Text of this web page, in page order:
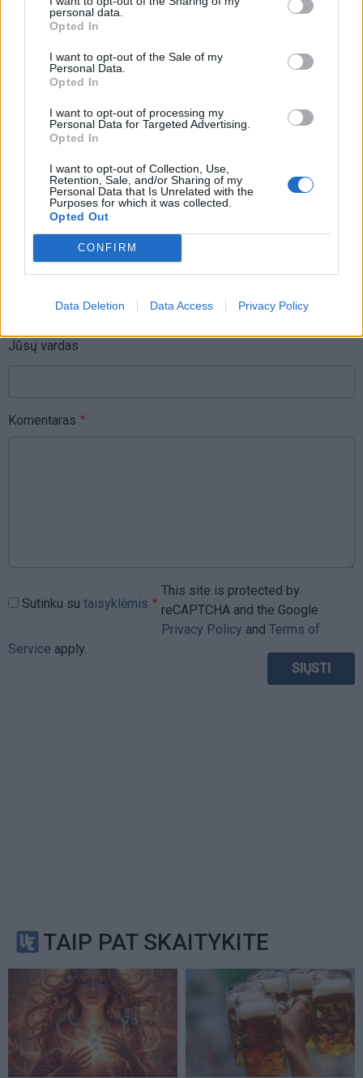
personal data.
Opted In
I want to opt-out of the Sale of my
Personal Data.
Opted In
I want to opt-out of processing my
Personal Data for Targeted Advertising.
Opted In
I want to opt-out of Collection, Use,
Retention, Sale, and/or Sharing of my
Personal Data that Is Unrelated with the
Purposes for which it was collected.
Opted Out
CONFIRM
Data Deletion Data Access Privacy Policy
radinius
Raktažodžiai IQ intelektas
Komentarai
Rašyti komentarą
Jūsų vardas
Komentaras
Sutinku su taisyklėmis
This site is protected by
reCAPTCHA and the Google
Privacy Policy and Terms of
Service apply.
TAIP PAT SKAITYKITE